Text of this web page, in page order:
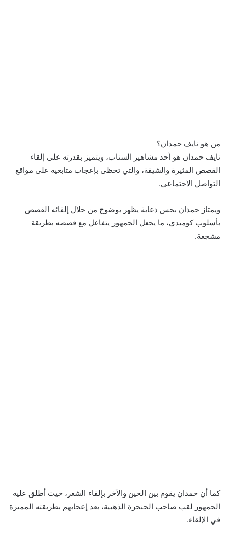
من هو نايف حمدان؟
نايف حمدان هو أحد مشاهير السناب، ويتميز بقدرته على إلقاء
القصص المثيرة والشيقة، والتي تحظى بإعجاب متابعيه على مواقع
التواصل الاجتماعي.
ويمتاز حمدان بحس دعابة يظهر بوضوح من خلال إلقائه القصص
بأسلوب كوميدي، ما يجعل الجمهور يتفاعل مع قصصه بطريقة
مشجعة.
كما أن حمدان يقوم بين الحين والآخر بإلقاء الشعر، حيث أطلق عليه
الجمهور لقب صاحب الحنجرة الذهبية، بعد إعجابهم بطريقته المميزة
في الإلقاء.